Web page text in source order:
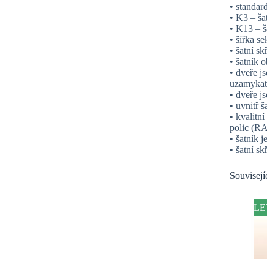
•
• K3 –
• K13 –
• šířka
• šatní
• šatník
• dveře
• dveře
• uvnitř
• kvalitní
polic
• šatník
• šatní